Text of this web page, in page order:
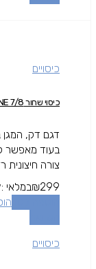
כיסויים
כיסוי שחור OtterBox Strada – IPHONE 7/8
דגם דק,
בעוד מאפשר
צורה חיצונית
₪299
במלאי
כיסויים